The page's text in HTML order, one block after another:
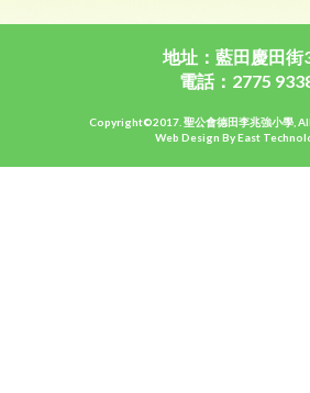
地址：藍田慶田街
電話：2775
Copyright©2017. 聖公會德田李兆強小學,
Web Design By East